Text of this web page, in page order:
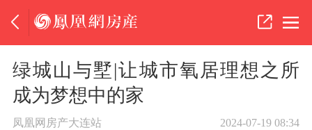
绿城山与墅|让城市氧居理想之所
成为梦想中的家
凤凰网房产大连站 2024-07-19 08:34